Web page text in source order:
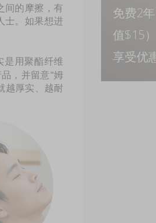
间的摩擦，有
士。如果想进
是用聚酯纤维
，并留意“姆
越厚实、越耐
免费2
值$15
享受优